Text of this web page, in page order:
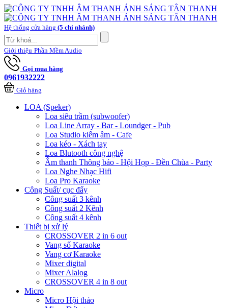
Hệ thống cửa hàng (5 chi nhánh)
Giới thiệu Phần Mềm Audio
Gọi mua hàng
0961932222
Giỏ hàng
LOA (Speker)
Loa siêu trầm (subwoofer)
Loa Line Array - Bar - Loundger - Pub
Loa Studio kiểm âm - Cafe
Loa kéo - Xách tay
Loa Blutooth công nghệ
Âm thanh Thông báo - Hội Họp - Đền Chùa - Party
Loa Nghe Nhạc Hifi
Loa Pro Karaoke
Công Suất/ cục đẩy
Công suất 3 kênh
Công suất 2 Kênh
Công suất 4 kênh
Thiết bị xử lý
CROSSOVER 2 in 6 out
Vang số Karaoke
Vang cơ Karaoke
Mixer digital
Mixer Alalog
CROSSOVER 4 in 8 out
Micro
Micro Hội thảo